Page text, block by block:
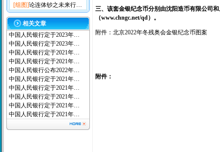
[组图]论连体钞之未来行…
相关文章
中国人民银行定于2023年…
中国人民银行定于2023年…
中国人民银行定于2021年…
中国人民银行定于2021年…
中国人民银行公布2022年…
中国人民银行定于2021年…
中国人民银行定于2021年…
中国人民银行定于2021年…
中国人民银行定于2021年…
中国人民银行定于2021年…
三、该套金银纪念币分别由沈阳造币有限公司
（www.chngc.net/qd）。
附件：北京2022年冬残奥会金银纪念币图案
附件：